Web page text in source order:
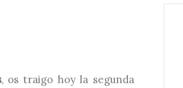
, os traigo hoy la segunda